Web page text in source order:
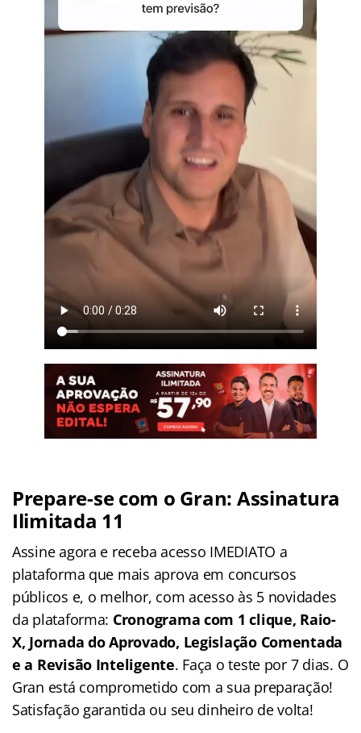
Prepare-se com o Gran: Assinatura
Ilimitada 11
Assine agora e receba acesso IMEDIATO a
plataforma que mais aprova em concursos
públicos e, o melhor, com acesso às 5 novidades
da plataforma: Cronograma com 1 clique, Raio-
X, Jornada do Aprovado, Legislação Comentada
e a Revisão Inteligente. Faça o teste por 7 dias. O
Gran está comprometido com a sua preparação!
Satisfação garantida ou seu dinheiro de volta!